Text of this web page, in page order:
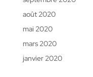
août 2020
mai 2020
mars 2020
janvier 2020